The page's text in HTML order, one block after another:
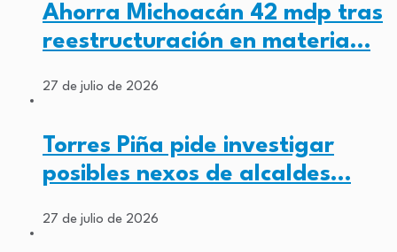
Ahorra Michoacán 42 mdp tras
reestructuración en materia…
27 de julio de 2026
Torres Piña pide investigar
posibles nexos de alcaldes…
27 de julio de 2026